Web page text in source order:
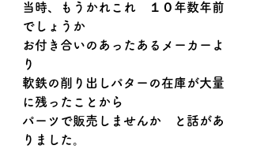
当時、もうかれこれ　１０年数年前
でしょうか
お付き合いのあったあるメーカーよ
り
軟鉄の削り出しパターの在庫が大量
に残ったことから
パーツで販売しませんか　と話があ
りました。